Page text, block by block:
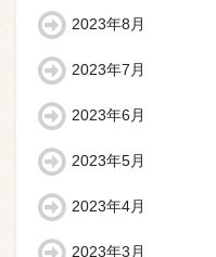
2023年8月
2023年7月
2023年6月
2023年5月
2023年4月
2023年3月